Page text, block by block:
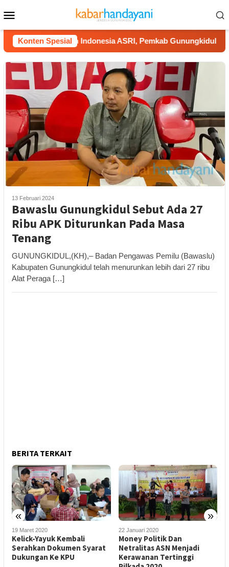
ke
kontenMobile
Konten Spesial
Gerakan Indonesia ASRI, Pemkab Gunungkidul Gelar
13 Februari 2024
Bawaslu Gunungkidul Sebut Ada 27
Ribu APK Diturunkan Pada Masa
Tenang
GUNUNGKIDUL,(KH),– Badan Pengawas Pemilu (Bawaslu)
Kabupaten Gunungkidul telah menurunkan lebih dari 27 ribu
Alat Peraga […]
BERITA TERKAIT
« »
19 Maret 2020
Kelick-Yayuk Kembali
Serahkan Dokumen Syarat
Dukungan Ke KPU
22 Januari 2020
Money Politik Dan
Netralitas ASN Menjadi
Kerawanan Tertinggi